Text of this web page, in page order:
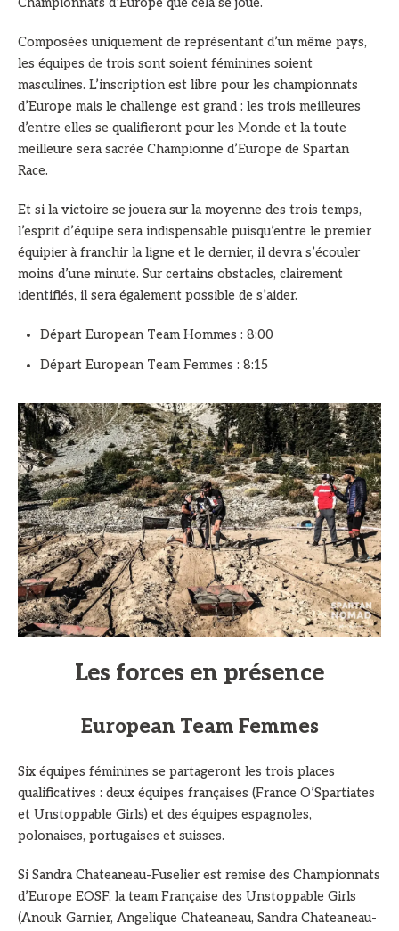
Championnats d’Europe que cela se joue.
Composées uniquement de représentant d’un même pays,
les équipes de trois sont soient féminines soient
masculines. L’inscription est libre pour les championnats
d’Europe mais le challenge est grand : les trois meilleures
d’entre elles se qualifieront pour les Monde et la toute
meilleure sera sacrée Championne d’Europe de Spartan
Race.
Et si la victoire se jouera sur la moyenne des trois temps,
l’esprit d’équipe sera indispensable puisqu’entre le premier
équipier à franchir la ligne et le dernier, il devra s’écouler
moins d’une minute. Sur certains obstacles, clairement
identifiés, il sera également possible de s’aider.
Départ European Team Hommes : 8:00
Départ European Team Femmes : 8:15
Les forces en présence
European Team Femmes
Six équipes féminines se partageront les trois places
qualificatives : deux équipes françaises (France O’Spartiates
et Unstoppable Girls) et des équipes espagnoles,
polonaises, portugaises et suisses.
Si Sandra Chateaneau-Fuselier est remise des Championnats
d’Europe EOSF, la team Française des Unstoppable Girls
(Anouk Garnier, Angelique Chateaneau, Sandra Chateaneau-